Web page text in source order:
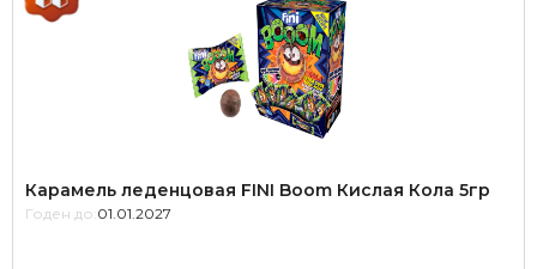
Карамель леденцовая FINI Boom Кислая Кола 5гр
Годен до: 01.01.2027